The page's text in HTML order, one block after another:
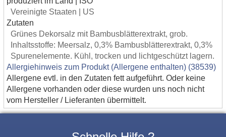
Vereinigte Staaten | US
Zutaten
Grünes Dekorsalz mit Bambusblätterextrakt, grob.
Inhaltsstoffe: Meersalz, 0,3% Bambusblätterextrakt, 0,3%
Spurenelemente. Kühl, trocken und lichtgeschützt lagern.
Allergiehinweis zum Produkt (Allergene enthalten) (38539)
Allergene evtl. in den Zutaten fett aufgeführt. Oder keine
Allergene vorhanden oder diese wurden uns noch nicht
vom Hersteller / Lieferanten übermittelt.